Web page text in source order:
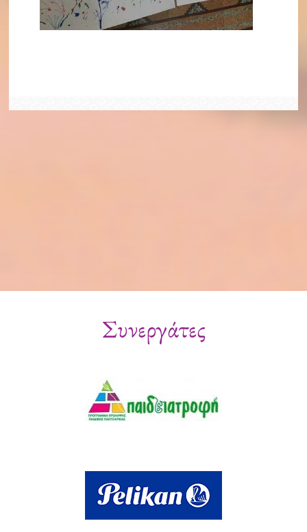
Συνεργάτες